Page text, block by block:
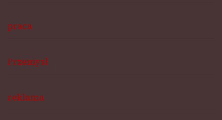
praca
Przemysł
reklama